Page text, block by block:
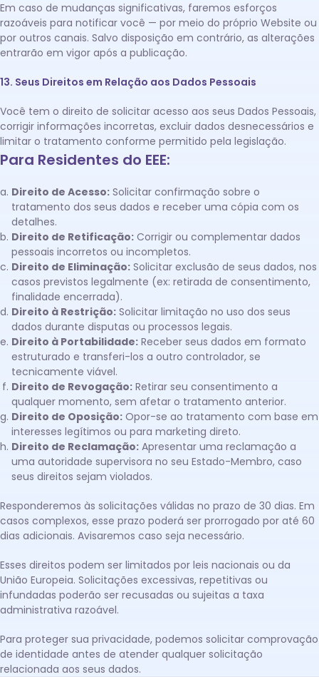
Em caso de mudanças significativas, faremos esforços
razoáveis para notificar você — por meio do próprio Website ou
por outros canais. Salvo disposição em contrário, as alterações
entrarão em vigor após a publicação.
13. Seus Direitos em Relação aos Dados Pessoais
Você tem o direito de solicitar acesso aos seus Dados Pessoais,
corrigir informações incorretas, excluir dados desnecessários e
limitar o tratamento conforme permitido pela legislação.
Para Residentes do EEE:
Direito de Acesso: Solicitar confirmação sobre o
tratamento dos seus dados e receber uma cópia com os
detalhes.
Direito de Retificação: Corrigir ou complementar dados
pessoais incorretos ou incompletos.
Direito de Eliminação: Solicitar exclusão de seus dados, nos
casos previstos legalmente (ex: retirada de consentimento,
finalidade encerrada).
Direito à Restrição: Solicitar limitação no uso dos seus
dados durante disputas ou processos legais.
Direito à Portabilidade: Receber seus dados em formato
estruturado e transferi-los a outro controlador, se
tecnicamente viável.
Direito de Revogação: Retirar seu consentimento a
qualquer momento, sem afetar o tratamento anterior.
Direito de Oposição: Opor-se ao tratamento com base em
interesses legítimos ou para marketing direto.
Direito de Reclamação: Apresentar uma reclamação a
uma autoridade supervisora no seu Estado-Membro, caso
seus direitos sejam violados.
Responderemos às solicitações válidas no prazo de 30 dias. Em
casos complexos, esse prazo poderá ser prorrogado por até 60
dias adicionais. Avisaremos caso seja necessário.
Esses direitos podem ser limitados por leis nacionais ou da
União Europeia. Solicitações excessivas, repetitivas ou
infundadas poderão ser recusadas ou sujeitas a taxa
administrativa razoável.
Para proteger sua privacidade, podemos solicitar comprovação
de identidade antes de atender qualquer solicitação
relacionada aos seus dados.